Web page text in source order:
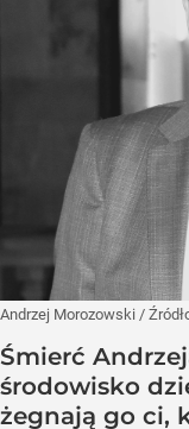
Andrzej Morozowski /
Śmierć
środowisko
żegnają go ci,